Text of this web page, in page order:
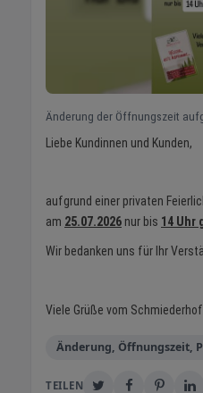
Änderung der Öffnungszeit
Liebe Kundinnen und Kunden,
aufgrund einer privaten
am 25.07.2026 nur bis 14 Uhr
Wir bedanken uns für Ihr
Viele Grüße vom
Änderung, Öffnungszeit,
TEILEN